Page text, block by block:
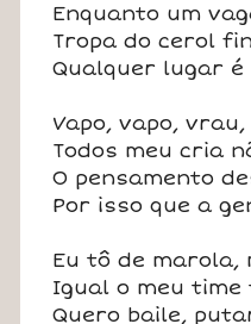
Enquanto um
Tropa do cerol
Qualquer lugar
Vapo, vapo,
Todos meu cria
O pensamento
Por isso que a
Eu tô de marola,
Igual o meu
Quero baile,